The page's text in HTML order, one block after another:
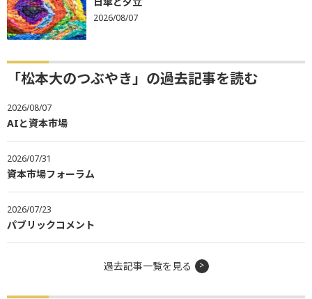
2026/08/07
「松本大のつぶやき」の過去記事を読む
2026/08/07
AIと資本市場
2026/07/31
資本市場フォーラム
2026/07/23
パブリックコメント
過去記事一覧を見る